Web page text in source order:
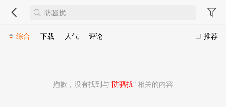
推荐
综合 下载 人气 评论
抱歉，没有找到与“防骚扰” 相关的内容